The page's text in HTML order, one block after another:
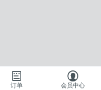
订单 会员中心